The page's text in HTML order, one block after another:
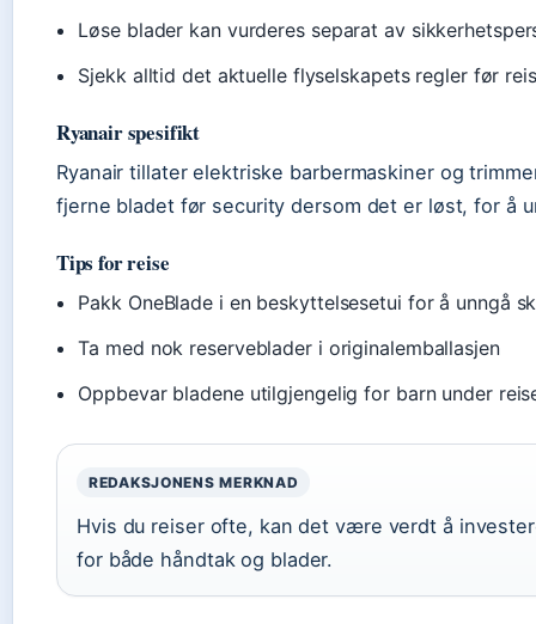
Løse blader kan vurderes separat av
Sjekk alltid det aktuelle flyselskapets regler før
Ryanair spesifikt
Ryanair tillater elektriske barbermaskiner og
fjerne bladet før security dersom det er løst, for å
Tips for reise
Pakk OneBlade i en beskyttelsesetui for å unngå
Ta med nok reserveblader i originalemballasjen
Oppbevar bladene utilgjengelig for barn under
REDAKSJONENS MERKNAD
Hvis du reiser ofte, kan det være verdt å
for både håndtak og blader.